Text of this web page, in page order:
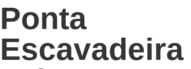
Ponta
Escavadeira